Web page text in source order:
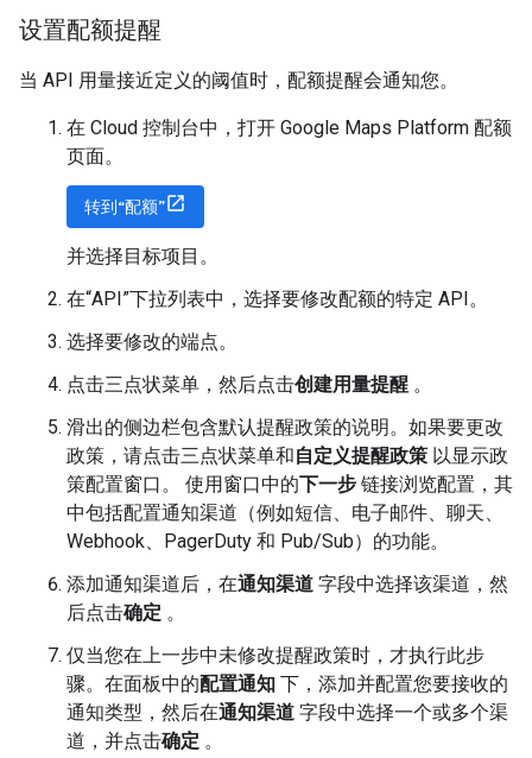
设置配额提醒
当 API 用量接近定义的阈值时，配额提醒会通知您。
在 Cloud 控制台中，打开 Google Maps Platform 配额
页面。
转到“配额”
并选择目标项目。
在“API”下拉列表中，选择要修改配额的特定 API。
选择要修改的端点。
点击三点状菜单，然后点击创建用量提醒 。
滑出的侧边栏包含默认提醒政策的说明。如果要更改
政策，请点击三点状菜单和自定义提醒政策 以显示政
策配置窗口。 使用窗口中的下一步 链接浏览配置，其
中包括配置通知渠道（例如短信、电子邮件、聊天、
Webhook、PagerDuty 和 Pub/Sub）的功能。
添加通知渠道后，在通知渠道 字段中选择该渠道，然
后点击确定 。
仅当您在上一步中未修改提醒政策时，才执行此步
骤。在面板中的配置通知 下，添加并配置您要接收的
通知类型，然后在通知渠道 字段中选择一个或多个渠
道，并点击确定 。